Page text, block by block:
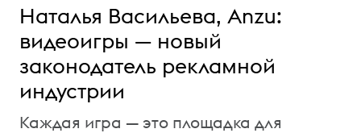
Наталья Васильева, Anzu:
видеоигры — новый
законодатель рекламной
индустрии
Каждая игра — это площадка для